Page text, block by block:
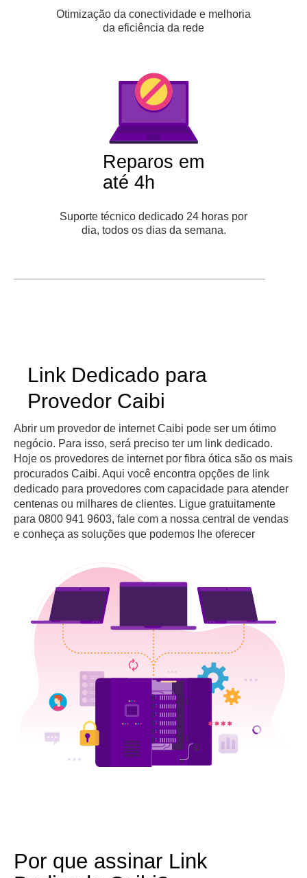
Otimização da conectividade e melhoria
da eficiência da rede
Reparos em
até 4h
Suporte técnico dedicado 24 horas por
dia, todos os dias da semana.
Link Dedicado para
Provedor Caibi
Abrir um provedor de internet Caibi pode ser um ótimo
negócio. Para isso, será preciso ter um link dedicado.
Hoje os provedores de internet por fibra ótica são os mais
procurados Caibi. Aqui você encontra opções de link
dedicado para provedores com capacidade para atender
centenas ou milhares de clientes. Ligue gratuitamente
para 0800 941 9603, fale com a nossa central de vendas
e conheça as soluções que podemos lhe oferecer
Por que assinar Link